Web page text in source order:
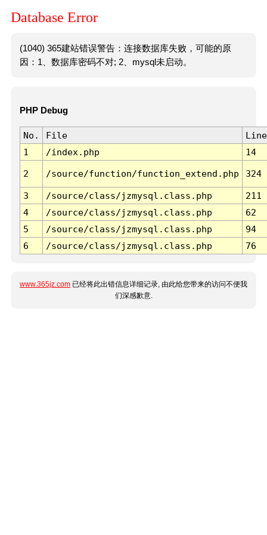
Database Error
(1040) 365建站错误警告：连接数据库失败，可能的原
因：1、数据库密码不对; 2、mysql未启动。
PHP Debug
No. File
Line
1
/index.php 14
2 /source/function/function_extend.php 324
3 /source/class/jzmysql.class.php
211
4
/source/class/jzmysql.class.php
62
5
/source/class/jzmysql.class.php
94
6
/source/class/jzmysql.class.php 76
www.365jz.com 已经将此出错信息详细记录, 由此给您带来的访问不便我
们深感歉意.